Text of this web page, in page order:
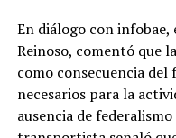
En diálogo con infobae,
Reinoso, comentó que
como consecuencia
necesarios para la
ausencia de